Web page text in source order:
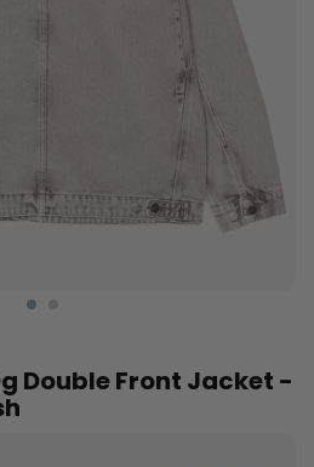
Double Front Jacket -